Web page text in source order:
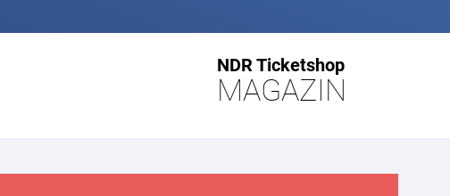
NDR Ticketshop
MAGAZIN